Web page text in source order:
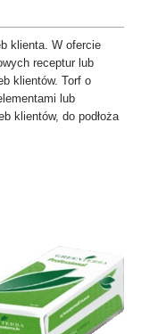
klienta. W ofercie
receptur lub
klientów. Torf o
lub
klientów, do podłoża